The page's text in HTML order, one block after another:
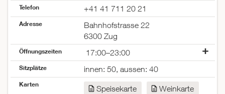
Telefon +41 41 711 20 21
Adresse
Bahnhofstrasse 22
6300 Zug
Öffnungszeiten
17:00–23:00
Montag
Mittwoch
geschlossen
geschlossen
11:00–14:00
Sitzplätze innen: 50, aussen: 40
Karten Speisekarte Weinkarte